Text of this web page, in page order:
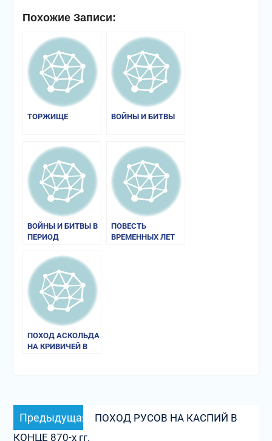
Похожие Записи:
ТОРЖИЩЕ ВОЙНЫ И БИТВЫ
ВОЙНЫ И БИТВЫ В
ПЕРИОД
РЮРИКОВИЧЕЙ
ПОВЕСТЬ
ВРЕМЕННЫХ ЛЕТ
ПОХОД АСКОЛЬДА
НА КРИВИЧЕЙ В
Навигация
по
Предыдущая
запись:
ПОХОД РУСОВ НА КАСПИЙ В
КОНЦЕ 870-х гг.